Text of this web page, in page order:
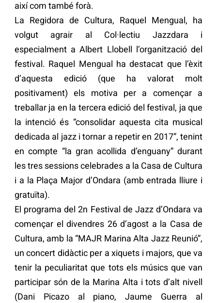
així com també forà.
La Regidora de Cultura, Raquel Mengual, ha
volgut agrair al Col·lectiu Jazzdara i
especialment a Albert Llobell l’organització del
festival. Raquel Mengual ha destacat que l’èxit
d’aquesta edició (que ha valorat molt
positivament) els motiva per a començar a
treballar ja en la tercera edició del festival, ja que
la intenció és “consolidar aquesta cita musical
dedicada al jazz i tornar a repetir en 2017”, tenint
en compte “la gran acollida d’enguany” durant
les tres sessions celebrades a la Casa de Cultura
i a la Plaça Major d’Ondara (amb entrada lliure i
gratuïta).
El programa del 2n Festival de Jazz d’Ondara va
començar el divendres 26 d’agost a la Casa de
Cultura, amb la “MAJR Marina Alta Jazz Reunió”,
un concert didàctic per a xiquets i majors, que va
tenir la peculiaritat que tots els músics que van
participar són de la Marina Alta i tots d’alt nivell
(Dani Picazo al piano, Jaume Guerra al